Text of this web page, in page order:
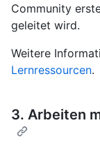
Community
geleitet wird.
Weitere
Lernressourcen.
3. Arbeiten